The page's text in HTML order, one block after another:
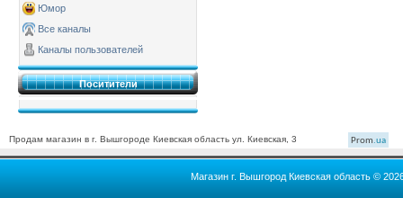
Юмор
Все каналы
Каналы пользователей
Поситители
Продам магазин в г. Вышгороде Киевская область ул. Киевская, 3 Prom.ua
Магазин г. Вышгород Киевская область ©